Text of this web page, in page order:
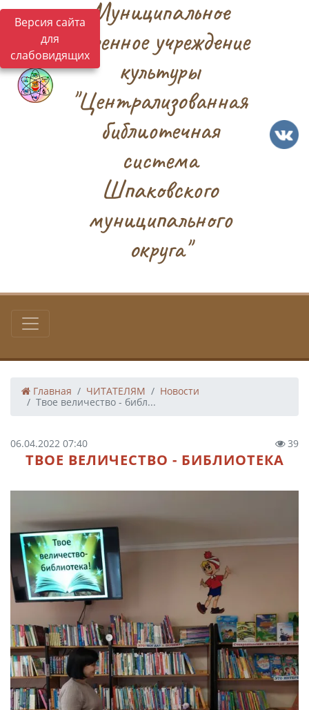
Версия сайта
для
слабовидящих
Муниципальное
казенное учреждение
культуры
"Централизованная
библиотечная
система
Шпаковского
муниципального
округа"
Главная ЧИТАТЕЛЯМ
Новости
Твое величество - библ...
06.04.2022 07:40 39
ТВОЕ ВЕЛИЧЕСТВО - БИБЛИОТЕКА